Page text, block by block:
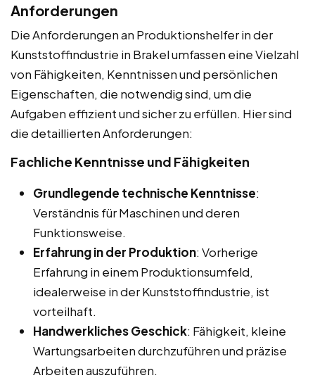
Anforderungen
Die Anforderungen an Produktionshelfer in der
Kunststoffindustrie in Brakel umfassen eine Vielzahl
von Fähigkeiten, Kenntnissen und persönlichen
Eigenschaften, die notwendig sind, um die
Aufgaben effizient und sicher zu erfüllen. Hier sind
die detaillierten Anforderungen:
Fachliche Kenntnisse und Fähigkeiten
Grundlegende technische Kenntnisse:
Verständnis für Maschinen und deren
Funktionsweise.
Erfahrung in der Produktion: Vorherige
Erfahrung in einem Produktionsumfeld,
idealerweise in der Kunststoffindustrie, ist
vorteilhaft.
Handwerkliches Geschick: Fähigkeit, kleine
Wartungsarbeiten durchzuführen und präzise
Arbeiten auszuführen.